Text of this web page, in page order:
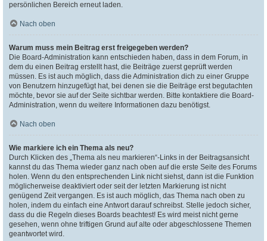
persönlichen Bereich erneut laden.
Nach oben
Warum muss mein Beitrag erst freigegeben werden?
Die Board-Administration kann entschieden haben, dass in dem Forum, in
dem du einen Beitrag erstellt hast, die Beiträge zuerst geprüft werden
müssen. Es ist auch möglich, dass die Administration dich zu einer Gruppe
von Benutzern hinzugefügt hat, bei denen sie die Beiträge erst begutachten
möchte, bevor sie auf der Seite sichtbar werden. Bitte kontaktiere die Board-
Administration, wenn du weitere Informationen dazu benötigst.
Nach oben
Wie markiere ich ein Thema als neu?
Durch Klicken des „Thema als neu markieren“-Links in der Beitragsansicht
kannst du das Thema wieder ganz nach oben auf die erste Seite des Forums
holen. Wenn du den entsprechenden Link nicht siehst, dann ist die Funktion
möglicherweise deaktiviert oder seit der letzten Markierung ist nicht
genügend Zeit vergangen. Es ist auch möglich, das Thema nach oben zu
holen, indem du einfach eine Antwort darauf schreibst. Stelle jedoch sicher,
dass du die Regeln dieses Boards beachtest! Es wird meist nicht gerne
gesehen, wenn ohne triftigen Grund auf alte oder abgeschlossene Themen
geantwortet wird.